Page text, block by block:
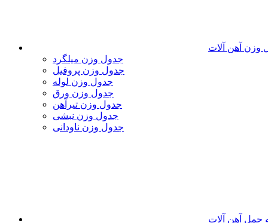
وزن آهن آلات
جدول وزن میلگرد
جدول وزن پروفیل
جدول وزن لوله
جدول وزن ورق
جدول وزن تیرآهن
جدول وزن نبشی
جدول وزن ناودانی
حمل آهن آلات